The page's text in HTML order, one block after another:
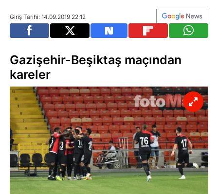
Giriş Tarihi: 14.09.2019 22:12
Gazişehir-Beşiktaş maçından
kareler